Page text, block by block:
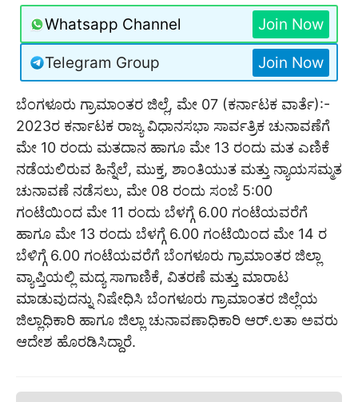
Whatsapp Channel Join Now
Telegram Group Join Now
ಬೆಂಗಳೂರು ಗ್ರಾಮಾಂತರ ಜಿಲ್ಲೆ, ಮೇ 07 (ಕರ್ನಾಟಕ ವಾರ್ತೆ):-
2023ರ ಕರ್ನಾಟಕ ರಾಜ್ಯ ವಿಧಾನಸಭಾ ಸಾರ್ವತ್ರಿಕ ಚುನಾವಣೆಗೆ
ಮೇ 10 ರಂದು ಮತದಾನ ಹಾಗೂ ಮೇ 13 ರಂದು ಮತ ಎಣಿಕೆ
ನಡೆಯಲಿರುವ ಹಿನ್ನೆಲೆ, ಮುಕ್ತ, ಶಾಂತಿಯುತ ಮತ್ತು ನ್ಯಾಯಸಮ್ಮತ
ಚುನಾವಣೆ ನಡೆಸಲು, ಮೇ 08 ರಂದು ಸಂಜೆ 5:00
ಗಂಟೆಯಿಂದ ಮೇ 11 ರಂದು ಬೆಳಗ್ಗೆ 6.00 ಗಂಟೆಯವರೆಗೆ
ಹಾಗೂ ಮೇ 13 ರಂದು ಬೆಳಗ್ಗೆ 6.00 ಗಂಟೆಯಿಂದ ಮೇ 14 ರ
ಬೆಳಿಗ್ಗೆ 6.00 ಗಂಟೆಯವರೆಗೆ ಬೆಂಗಳೂರು ಗ್ರಾಮಾಂತರ ಜಿಲ್ಲಾ
ವ್ಯಾಪ್ತಿಯಲ್ಲಿ ಮದ್ಯ ಸಾಗಾಣಿಕೆ, ವಿತರಣೆ ಮತ್ತು ಮಾರಾಟ
ಮಾಡುವುದನ್ನು ನಿಷೇಧಿಸಿ ಬೆಂಗಳೂರು ಗ್ರಾಮಾಂತರ ಜಿಲ್ಲೆಯ
ಜಿಲ್ಲಾಧಿಕಾರಿ ಹಾಗೂ ಜಿಲ್ಲಾ ಚುನಾವಣಾಧಿಕಾರಿ ಆರ್.ಲತಾ ಅವರು
ಆದೇಶ ಹೊರಡಿಸಿದ್ದಾರೆ.